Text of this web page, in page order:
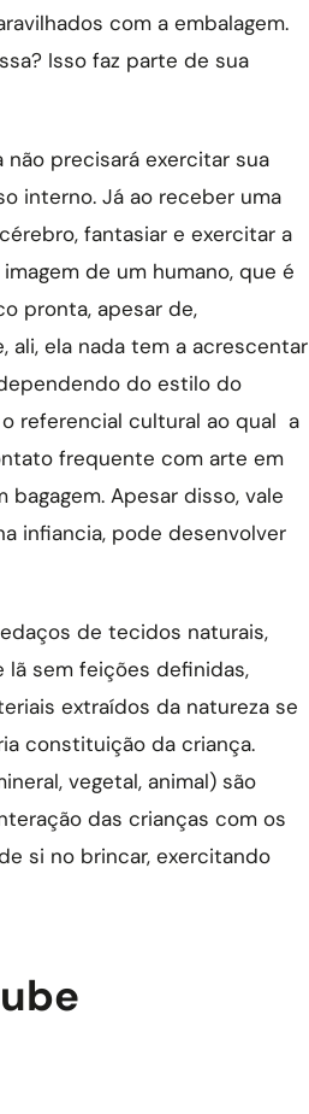
com a embalagem.
Isso faz parte de sua
precisará exercitar sua
interno. Já ao receber uma
fantasiar e exercitar a
de um humano, que é
pronta, apesar de,
ali, ela nada tem a acrescentar
do estilo do
referencial cultural ao qual a
frequente com arte em
Apesar disso, vale
infiancia, pode desenvolver
de tecidos naturais,
lã sem feições definidas,
extraídos da natureza se
constituição da criança.
vegetal, animal) são
das crianças com os
si no brincar, exercitando